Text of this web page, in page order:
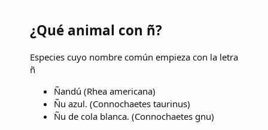
¿Qué animal con ñ?
Especies cuyo nombre común empieza con la letra
ñ
Ñandú (Rhea americana)
Ñu azul. (Connochaetes taurinus)
Ñu de cola blanca. (Connochaetes gnu)